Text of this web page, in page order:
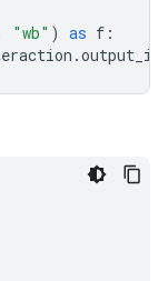
"wb" ) as f :
.